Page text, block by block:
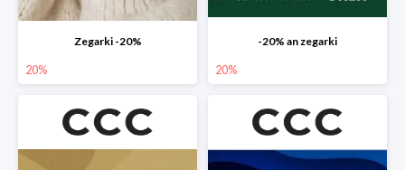
Zegarki -20%
20%
-20% an zegarki
20%